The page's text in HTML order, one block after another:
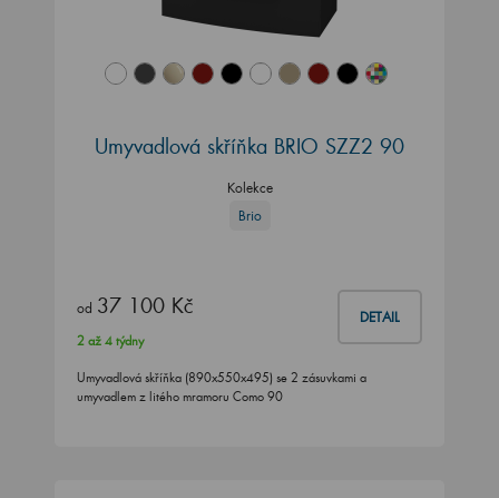
Umyvadlová skříňka BRIO SZZ2 90
Kolekce
Brio
od 37 100 Kč DETAIL
2 až 4 týdny
Umyvadlová skříňka (890x550x495) se 2 zásuvkami a
umyvadlem z litého mramoru Como 90